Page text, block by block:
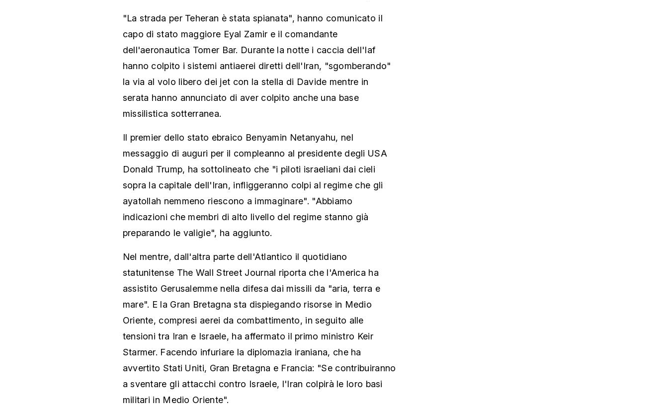
"La strada per Teheran è stata spianata", hanno comunicato il
capo di stato maggiore Eyal Zamir e il comandante
dell'aeronautica Tomer Bar. Durante la notte i caccia dell'Iaf
hanno colpito i sistemi antiaerei diretti dell'Iran, "sgomberando"
la via al volo libero dei jet con la stella di Davide mentre in
serata hanno annunciato di aver colpito anche una base
missilistica sotterranea.
Il premier dello stato ebraico Benyamin Netanyahu, nel
messaggio di auguri per il compleanno al presidente degli USA
Donald Trump, ha sottolineato che "i piloti israeliani dai cieli
sopra la capitale dell'Iran, infliggeranno colpi al regime che gli
ayatollah nemmeno riescono a immaginare". "Abbiamo
indicazioni che membri di alto livello del regime stanno già
preparando le valigie", ha aggiunto.
Nel mentre, dall'altra parte dell'Atlantico il quotidiano
statunitense The Wall Street Journal riporta che l'America ha
assistito Gerusalemme nella difesa dai missili da "aria, terra e
mare". E la Gran Bretagna sta dispiegando risorse in Medio
Oriente, compresi aerei da combattimento, in seguito alle
tensioni tra Iran e Israele, ha affermato il primo ministro Keir
Starmer. Facendo infuriare la diplomazia iraniana, che ha
avvertito Stati Uniti, Gran Bretagna e Francia: "Se contribuiranno
a sventare gli attacchi contro Israele, l'Iran colpirà le loro basi
militari in Medio Oriente".